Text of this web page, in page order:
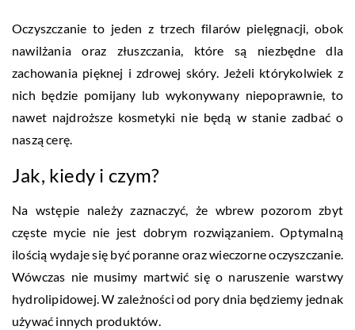
Oczyszczanie to jeden z trzech filarów pielęgnacji, obok
nawilżania oraz złuszczania, które są niezbędne dla
zachowania pięknej i zdrowej skóry. Jeżeli którykolwiek z
nich będzie pomijany lub wykonywany niepoprawnie, to
nawet najdroższe kosmetyki nie będą w stanie zadbać o
naszą cerę.
Jak, kiedy i czym?
Na wstępie należy zaznaczyć, że wbrew pozorom zbyt
częste mycie nie jest dobrym rozwiązaniem. Optymalną
ilością wydaje się być poranne oraz wieczorne oczyszczanie.
Wówczas nie musimy martwić się o naruszenie warstwy
hydrolipidowej. W zależności od pory dnia będziemy jednak
używać innych produktów.